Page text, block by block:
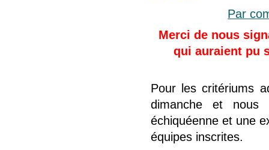
Par
Merci de nous
qui auraient pu
Pour les critériums
dimanche et nous
échiquéenne et une
équipes inscrites.